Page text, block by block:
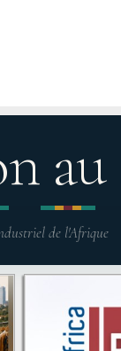
au
de l'Afrique